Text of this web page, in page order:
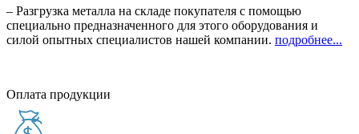
– Разгрузка металла на складе покупателя с помощью
специально предназначенного для этого оборудования и
силой опытных специалистов нашей компании. подробнее...
Оплата продукции